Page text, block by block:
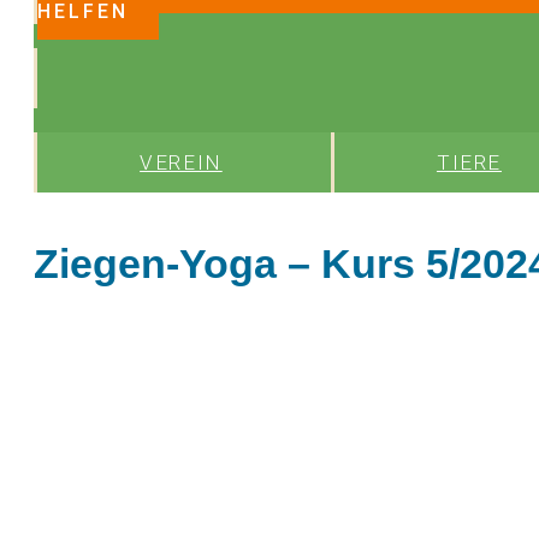
HELFEN
VEREIN TIERE
Ziegen-Yoga – Kurs 5/